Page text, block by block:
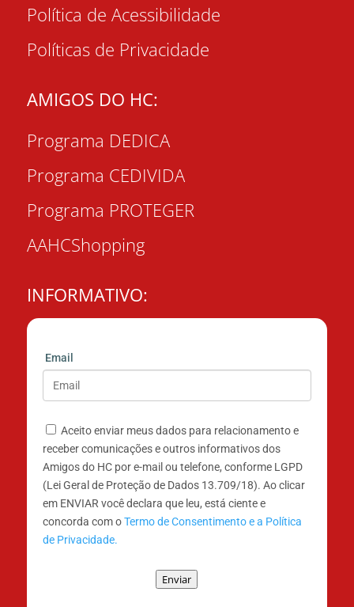
Política de Acessibilidade
Políticas de Privacidade
AMIGOS DO HC:
Programa DEDICA
Programa CEDIVIDA
Programa PROTEGER
AAHCShopping
INFORMATIVO:
Email
Aceito enviar meus dados para relacionamento e
receber comunicações e outros informativos dos
Amigos do HC por e-mail ou telefone, conforme LGPD
(Lei Geral de Proteção de Dados 13.709/18). Ao clicar
em ENVIAR você declara que leu, está ciente e
concorda com oTermo de Consentimento e a Política
de Privacidade.
Enviar